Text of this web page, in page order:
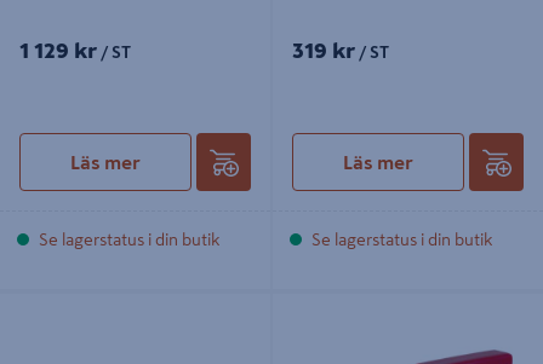
1 129 kr / ST
Läs mer
Se lagerstatus i din butik
319 kr / ST
Läs mer
Se lagerstatus i din butik